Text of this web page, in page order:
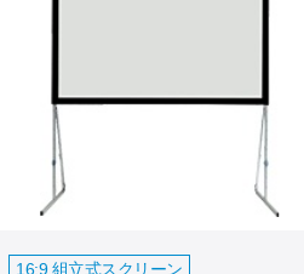
16:9 組立式スクリーン